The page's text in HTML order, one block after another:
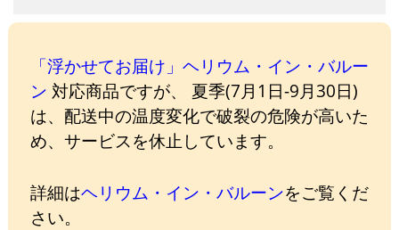
「浮かせてお届け」ヘリウム・イン・バルー
ン 対応商品ですが、 夏季(7月1日-9月30日)
は、配送中の温度変化で破裂の危険が高いた
め、サービスを休止しています。
詳細はヘリウム・イン・バルーンをご覧くだ
さい。